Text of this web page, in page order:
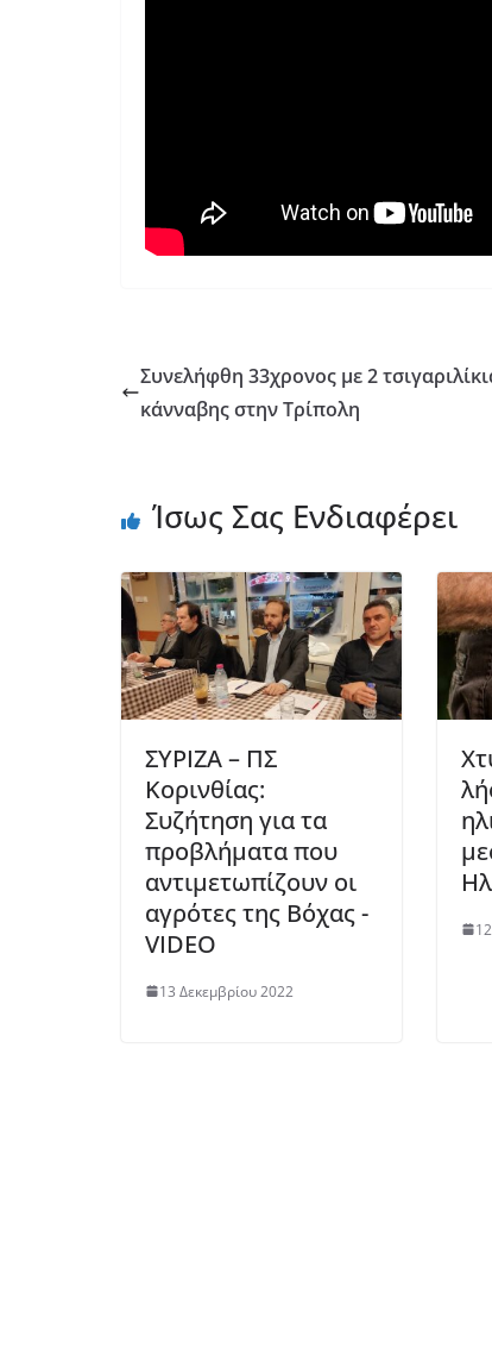
Συνελήφθη 33χρονος με 2
κάνναβης στην Τρίπολη
Ίσως Σας Ενδιαφέρει
ΣΥΡΙΖΑ – ΠΣ
Κορινθίας:
Συζήτηση για τα
προβλήματα που
αντιμετωπίζουν οι
αγρότες της Βόχας -
VIDEO
13 Δεκεμβρίου 2022